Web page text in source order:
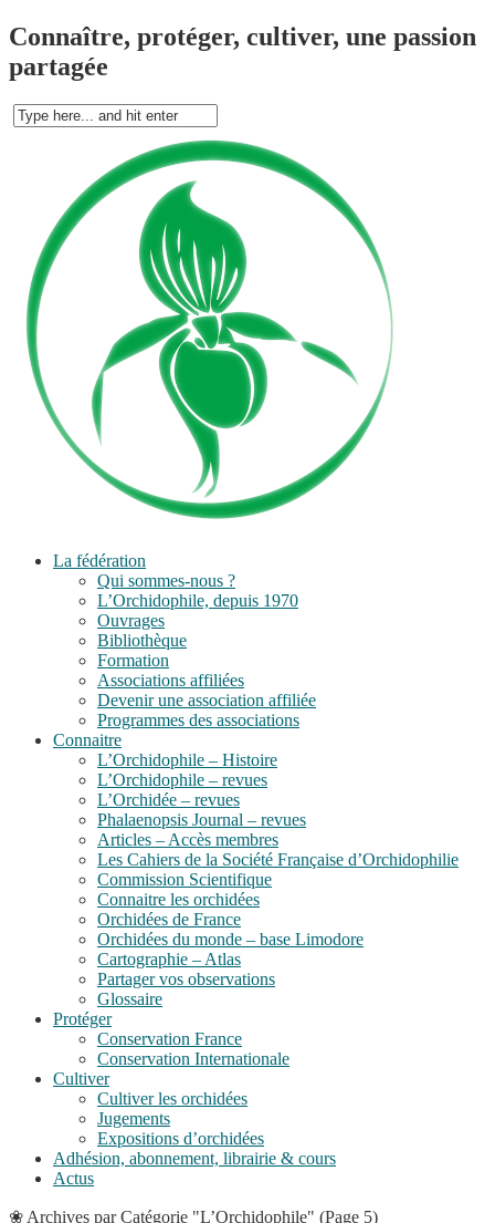
Connaître, protéger, cultiver, une passion
partagée
La fédération
Qui sommes-nous ?
L’Orchidophile, depuis 1970
Ouvrages
Bibliothèque
Formation
Associations affiliées
Devenir une association affiliée
Programmes des associations
Connaitre
L’Orchidophile – Histoire
L’Orchidophile – revues
L’Orchidée – revues
Phalaenopsis Journal – revues
Articles – Accès membres
Les Cahiers de la Société Française d’Orchidophilie
Commission Scientifique
Connaitre les orchidées
Orchidées de France
Orchidées du monde – base Limodore
Cartographie – Atlas
Partager vos observations
Glossaire
Protéger
Conservation France
Conservation Internationale
Cultiver
Cultiver les orchidées
Jugements
Expositions d’orchidées
Adhésion, abonnement, librairie & cours
Actus
❀ Archives par Catégorie "L’Orchidophile" (Page 5)